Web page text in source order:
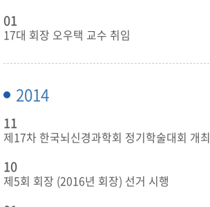
01
17대 회장 오우택 교수 취임
2014
11
제17차 한국뇌신경과학회 정기학술대회 개최
10
제5회 회장 (2016년 회장) 선거 시행